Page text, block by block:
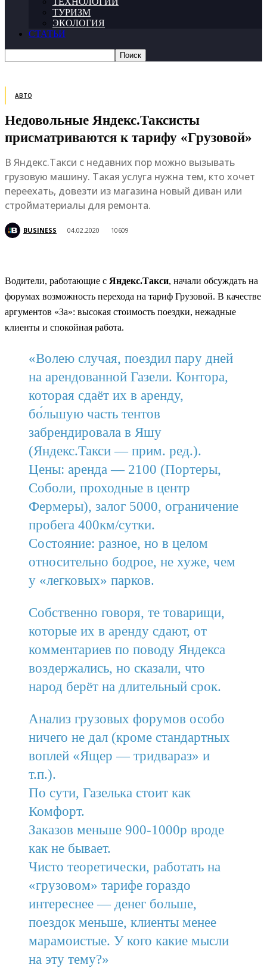
ТУРИЗМ
ЭКОЛОГИЯ
СТАТЬИ
АВТО
Недовольные Яндекс.Таксисты
присматриваются к тарифу «Грузовой»
В Яндекс.Такси с недавних пор можно вызывать
грузовую машину. Такая услуга нужна тем, кто хочет
переехать, довезти из магазина новый диван или
стройматериалы для ремонта.
BUSINESS 04.02.2020 10609
Водители, работающие с Яндекс.Такси, начали обсуждать на
форумах возможность перехода на тариф Грузовой. В качестве
аргументов «За»: высокая стоимость поездки, нежадные
клиенты и спокойная работа.
«Волею случая, поездил пару дней
на арендованной Газели. Контора,
которая сдаёт их в аренду,
бо́льшую часть тентов
забрендировала в Яшу
(Яндекс.Такси — прим. ред.).
Цены: аренда — 2100 (Портеры,
Соболи, проходные в центр
Фермеры), залог 5000, ограничение
пробега 400км/сутки.
Состояние: разное, но в целом
относительно бодрое, не хуже, чем
у «легковых» парков.
Собственно говоря, те товарищи,
которые их в аренду сдают, от
комментариев по поводу Яндекса
воздержались, но сказали, что
народ берёт на длительный срок.
Анализ грузовых форумов особо
ничего не дал (кроме стандартных
воплей «Ящер — тридвараз» и
т.п.).
По сути, Газелька стоит как
Комфорт.
Заказов меньше 900-1000р вроде
как не бывает.
Чисто теоретически, работать на
«грузовом» тарифе гораздо
интереснее — денег больше,
поездок меньше, клиенты менее
марамоистые. У кого какие мысли
на эту тему?»